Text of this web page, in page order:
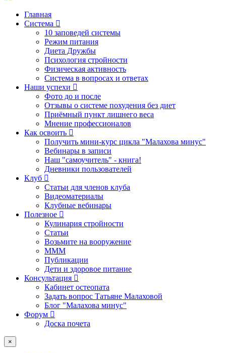
Главная
Система
10 заповедей системы
Режим питания
Диета Дружбы
Психология стройности
Физическая активность
Система в вопросах и ответах
Наши успехи
Фото до и после
Отзывы о системе похудения без диет
Приёмный пункт лишнего веса
Мнение профессионалов
Как освоить
Получить мини-курс цикла "Малахова минус"
Вебинары в записи
Наш "самоучитель" - книга!
Дневники пользователей
Клуб
Статьи для членов клуба
Видеоматериалы
Клубные вебинары
Полезное
Кулинария стройности
Статьи
Возьмите на вооружение
МММ
Публикации
Дети и здоровое питание
Консультация
Кабинет остеопата
Задать вопрос Татьяне Малаховой
Блог "Малахова минус"
Форум
Доска почета
×